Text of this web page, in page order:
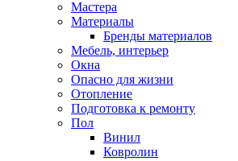
Мастера
Материалы
Бренды материалов
Мебель, интерьер
Окна
Опасно для жизни
Отопление
Подготовка к ремонту
Пол
Винил
Ковролин